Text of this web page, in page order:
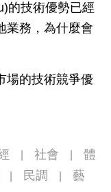
的技術優勢已經
業務，為什麼會
場的技術競爭優
社會
體
民調
藝